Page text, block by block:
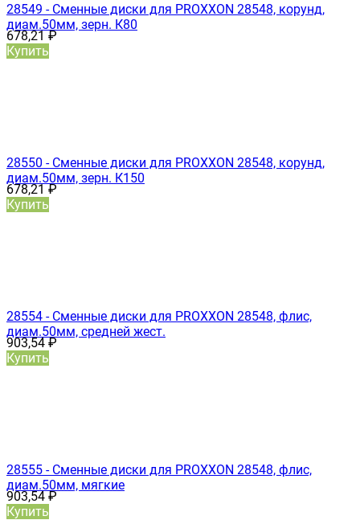
28549 - Сменные диски для PROXXON 28548, корунд,
диам.50мм, зерн. К80
678,21₽
Купить
28550 - Сменные диски для PROXXON 28548, корунд,
диам.50мм, зерн. К150
678,21₽
Купить
28554 - Сменные диски для PROXXON 28548, флис,
диам.50мм, средней жест.
903,54₽
Купить
28555 - Сменные диски для PROXXON 28548, флис,
диам.50мм, мягкие
903,54₽
Купить